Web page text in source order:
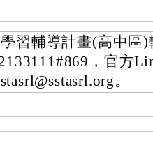
習輔導計畫(高中區)
，官方
。